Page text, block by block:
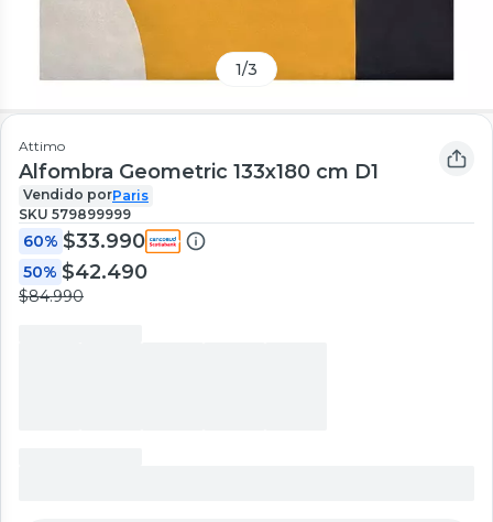
1/3
Attimo
Alfombra Geometric 133x180 cm D1
Vendido porParis
SKU 579899999
60% $33.990
50% $42.490
$84.990